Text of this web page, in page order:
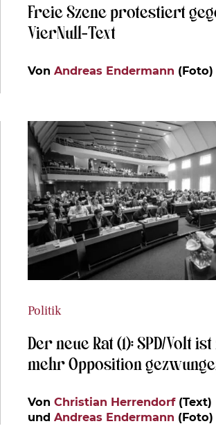
Freie Szene protestiert
VierNull-Text
Von Andreas Endermann (Foto)
Politik
Der neue Rat (1): SPD/Volt
mehr Opposition
Von Christian Herrendorf(Text)
und Andreas Endermann (Foto)